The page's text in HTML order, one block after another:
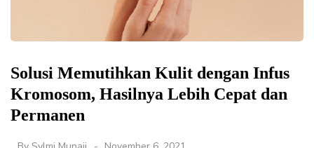
Solusi Memutihkan Kulit dengan Infus
Kromosom, Hasilnya Lebih Cepat dan
Permanen